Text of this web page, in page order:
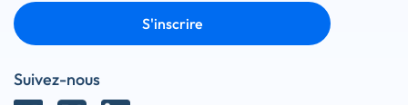
S'inscrire
Suivez-nous